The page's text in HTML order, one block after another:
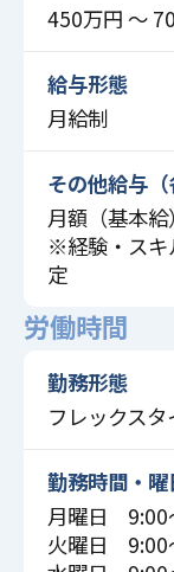
450万円 〜
給与形態
月給制
その他給与（
月額（基本
※経験・スキ
定
労働時間
勤務形態
フレックス
勤務時間・曜
月曜日 9:00
火曜日 9:00